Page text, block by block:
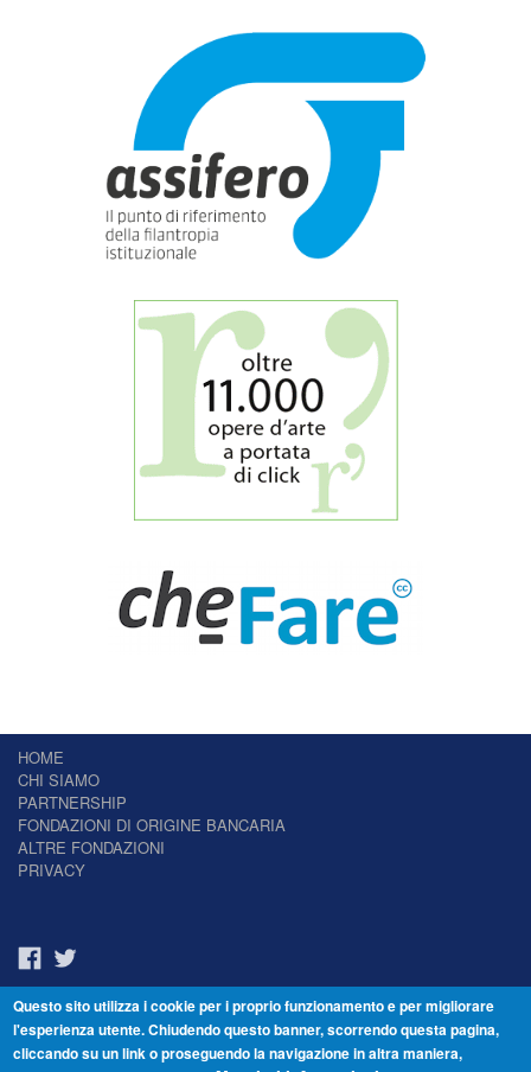
HOME
CHI SIAMO
PARTNERSHIP
FONDAZIONI DI ORIGINE BANCARIA
ALTRE FONDAZIONI
PRIVACY
Il Giornale delle Fondazioni - Periodico telematico
Reg. Tribunale n.7 del 22/07/2014 – ISSN 2421-2466
© Fondazione Venezia 2000 - Dorsoduro 3488/U - 30123 Venezia - Italia -
Questo sito utilizza i cookie per i proprio funzionamento e per migliorare
l'esperienza utente. Chiudendo questo banner, scorrendo questa pagina,
cliccando su un link o proseguendo la navigazione in altra maniera,